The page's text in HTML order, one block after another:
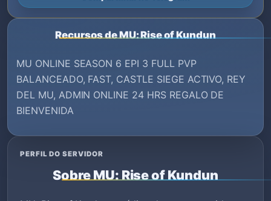
Recursos de MU: Rise of Kundun
MU ONLINE SEASON 6 EPI 3 FULL PVP
BALANCEADO, FAST, CASTLE SIEGE ACTIVO, REY
DEL MU, ADMIN ONLINE 24 HRS REGALO DE
BIENVENIDA
PERFIL DO SERVIDOR
Sobre MU: Rise of Kundun